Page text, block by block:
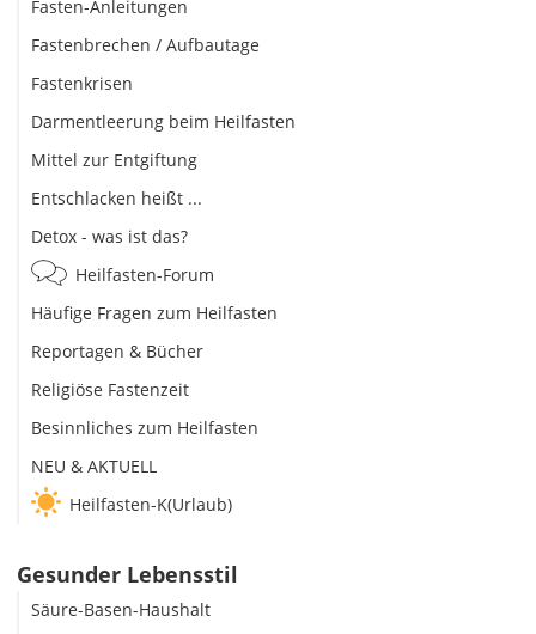
Fasten-Anleitungen
Fastenbrechen / Aufbautage
Fastenkrisen
Darmentleerung beim Heilfasten
Mittel zur Entgiftung
Entschlacken heißt ...
Detox - was ist das?
Heilfasten-Forum
Häufige Fragen zum Heilfasten
Reportagen & Bücher
Religiöse Fastenzeit
Besinnliches zum Heilfasten
NEU & AKTUELL
Heilfasten-K(Urlaub)
Gesunder Lebensstil
Säure-Basen-Haushalt